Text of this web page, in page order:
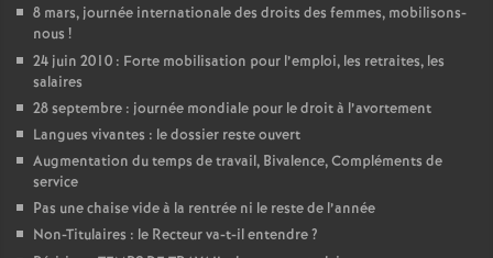
t
s
d
e
8 mars, journée internationale des droits des femmes, mobilisons-
nous !
24 juin 2010 : Forte mobilisation pour l’emploi, les retraites, les
salaires
28 septembre : journée mondiale pour le droit à l’avortement
Langues vivantes : le dossier reste ouvert
Augmentation du temps de travail, Bivalence, Compléments de
service
Pas une chaise vide à la rentrée ni le reste de l’année
Non-Titulaires : le Recteur va-t-il entendre?